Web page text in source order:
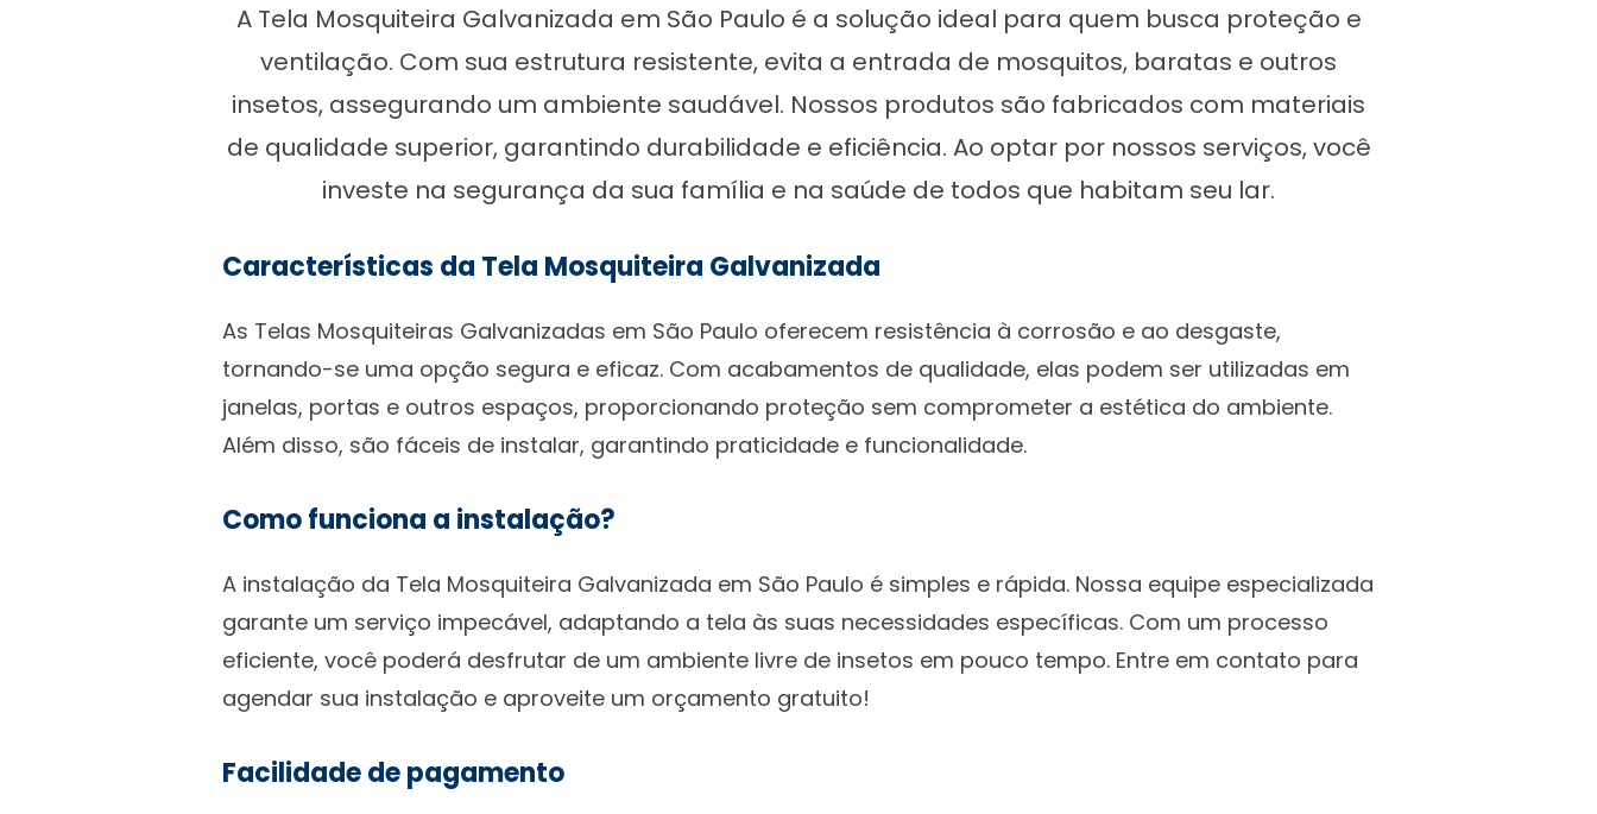
A Tela Mosquiteira Galvanizada em São Paulo é a solução ideal para quem busca proteção e
ventilação. Com sua estrutura resistente, evita a entrada de mosquitos, baratas e outros
insetos, assegurando um ambiente saudável. Nossos produtos são fabricados com materiais
de qualidade superior, garantindo durabilidade e eficiência. Ao optar por nossos serviços, você
investe na segurança da sua família e na saúde de todos que habitam seu lar.
Características da Tela Mosquiteira Galvanizada
As Telas Mosquiteiras Galvanizadas em São Paulo oferecem resistência à corrosão e ao desgaste,
tornando-se uma opção segura e eficaz. Com acabamentos de qualidade, elas podem ser utilizadas em
janelas, portas e outros espaços, proporcionando proteção sem comprometer a estética do ambiente.
Além disso, são fáceis de instalar, garantindo praticidade e funcionalidade.
Como funciona a instalação?
A instalação da Tela Mosquiteira Galvanizada em São Paulo é simples e rápida. Nossa equipe especializada
garante um serviço impecável, adaptando a tela às suas necessidades específicas. Com um processo
eficiente, você poderá desfrutar de um ambiente livre de insetos em pouco tempo. Entre em contato para
agendar sua instalação e aproveite um orçamento gratuito!
Facilidade de pagamento